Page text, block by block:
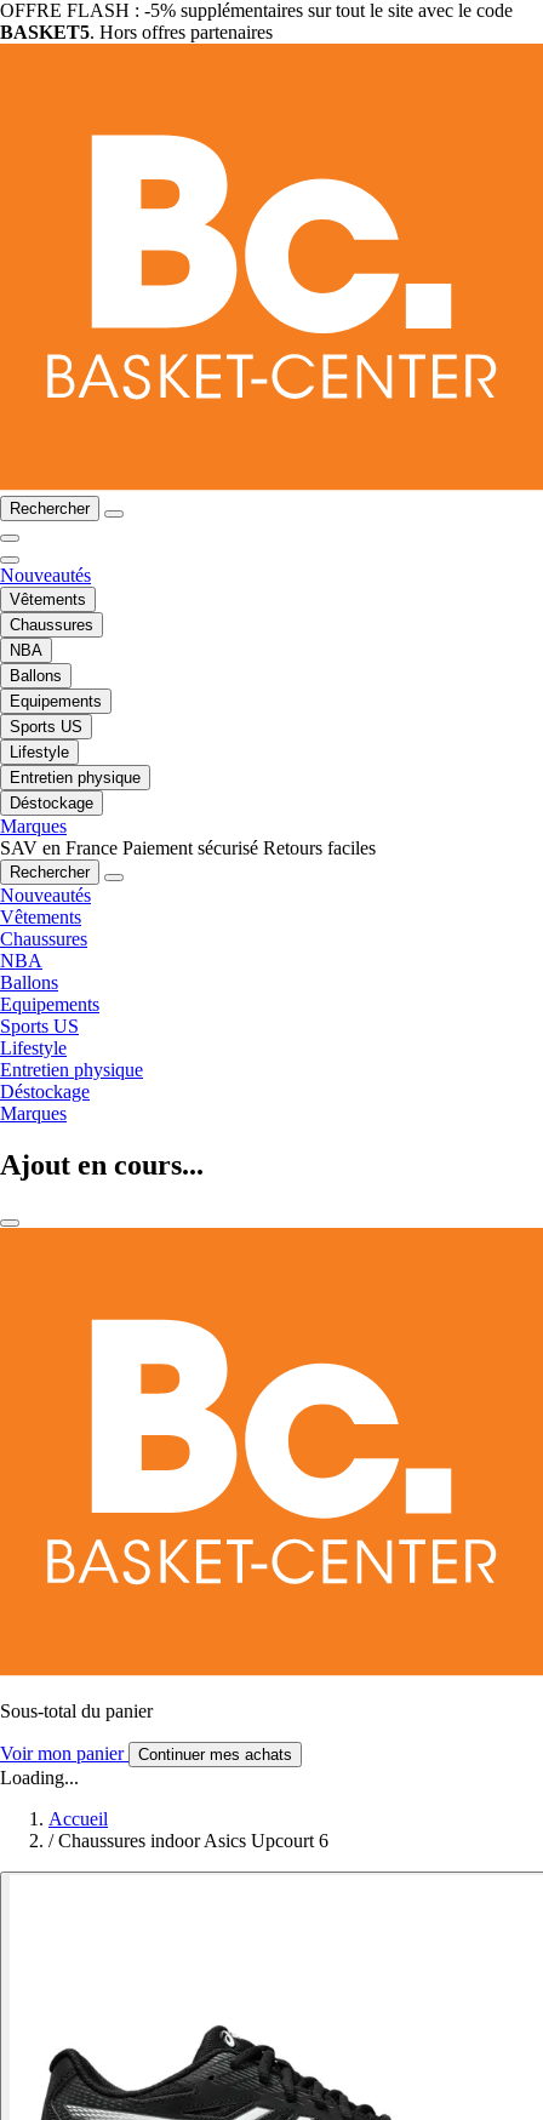
OFFRE FLASH : -5% supplémentaires sur tout le site avec le code
BASKET5. Hors offres partenaires
Rechercher
Nouveautés
Vêtements
Chaussures
NBA
Ballons
Equipements
Sports US
Lifestyle
Entretien physique
Déstockage
Marques
SAV en France Paiement sécurisé Retours faciles
Rechercher
Nouveautés
Vêtements
Chaussures
NBA
Ballons
Equipements
Sports US
Lifestyle
Entretien physique
Déstockage
Marques
Ajout en cours...
Sous-total du panier
Voir mon panier Continuer mes achats
Loading...
Accueil
/ Chaussures indoor Asics Upcourt 6